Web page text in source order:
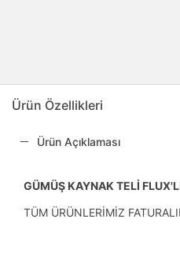
Ürün Özellikleri
Ürün Açıklaması
GÜMÜŞ KAYNAK TELİ
TÜM ÜRÜNLERİMİZ